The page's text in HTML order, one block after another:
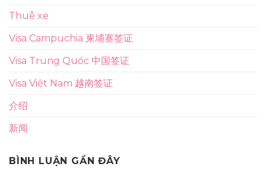
Thuê xe
Visa Campuchia 柬埔寨签证
Visa Trung Quốc 中国签证
Visa Việt Nam 越南签证
介绍
新闻
BÌNH LUẬN GẦN ĐÂY